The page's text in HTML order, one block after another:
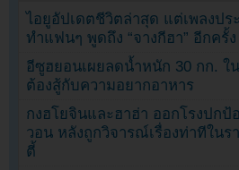
ไอยูอัปเดตชีวิตล่าสุด แต่เพลงปร
ทำแฟนๆ พูดถึง “จางกีฮา” อีกครั้ง
อีซูฮยอนเผยลดน้ำหนัก 30 กก. ใ
ต้องสู้กับความอยากอาหาร
กงฮโยจินและฮาฮ่า ออกโรงปกป้
วอน หลังถูกวิจารณ์เรื่องท่าทีในร
ตี้